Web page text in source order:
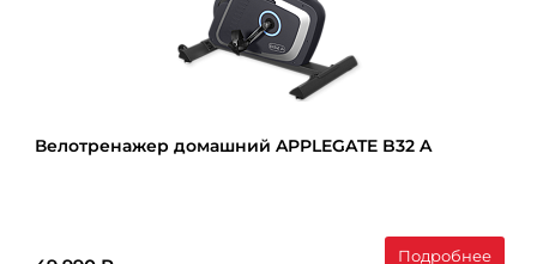
Велотренажер домашний APPLEGATE B32 A
Подробнее